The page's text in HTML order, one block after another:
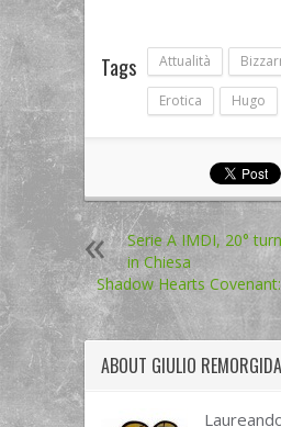
Tags Attualità
Erotica Hugo
Serie A IMDI, 20°
in Chiesa
Shadow Hearts
ABOUT GIULIO REMORGIDA